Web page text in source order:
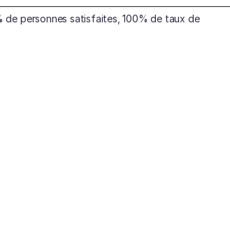
de personnes satisfaites, 100% de taux de